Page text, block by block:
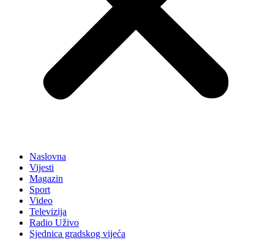
Naslovna
Vijesti
Magazin
Sport
Video
Televizija
Radio Uživo
Sjednica gradskog vijeća